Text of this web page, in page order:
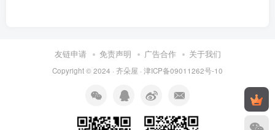
友链申请 免责声明 广告合作 关于我们
Copyright © 2024 · 齐朵屋 · 津ICP备09011262号-10